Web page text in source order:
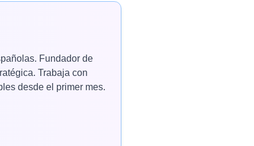
Fundador de
Trabaja con
desde el primer mes.